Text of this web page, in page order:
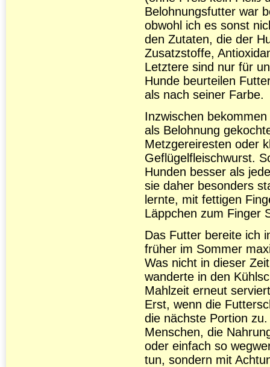
Belohnungsfutter war
obwohl ich es sonst
den Zutaten, die der
Zusatzstoffe,
Letztere sind nur für
Hunde beurteilen
als nach seiner Farbe.
Inzwischen
als Belohnung
Metzgereiresten oder
Geflügelfleischwurst.
Hunden besser als
sie daher besonders
lernte, mit fettigen
Läppchen zum Finger
Das Futter bereite ich
früher im Sommer
Was nicht in dieser
wanderte in den
Mahlzeit erneut
Erst, wenn die
die nächste Portion
Menschen, die
oder einfach so
tun, sondern mit